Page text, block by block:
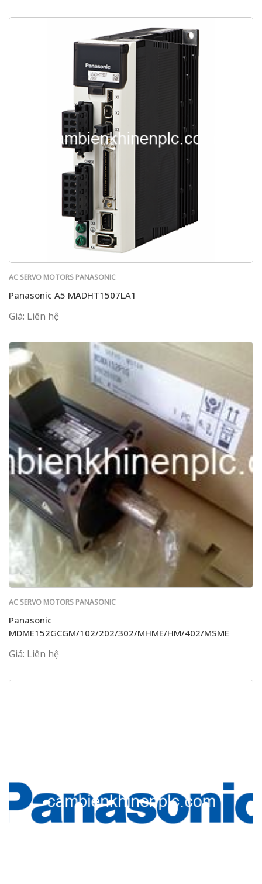
AC SERVO MOTORS PANASONIC
Panasonic A5 MADHT1507LA1
Giá: Liên hệ
AC SERVO MOTORS PANASONIC
Panasonic
MDME152GCGM/102/202/302/MHME/HM/402/MSME
Giá: Liên hệ